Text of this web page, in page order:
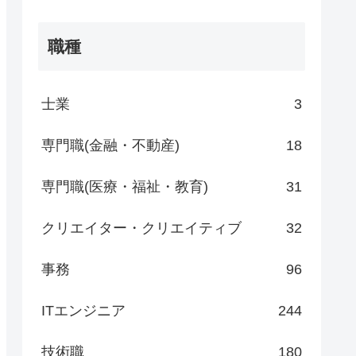
職種
士業 3
専門職(金融・不動産) 18
専門職(医療・福祉・教育) 31
クリエイター・クリエイティブ 32
事務 96
ITエンジニア 244
技術職 180